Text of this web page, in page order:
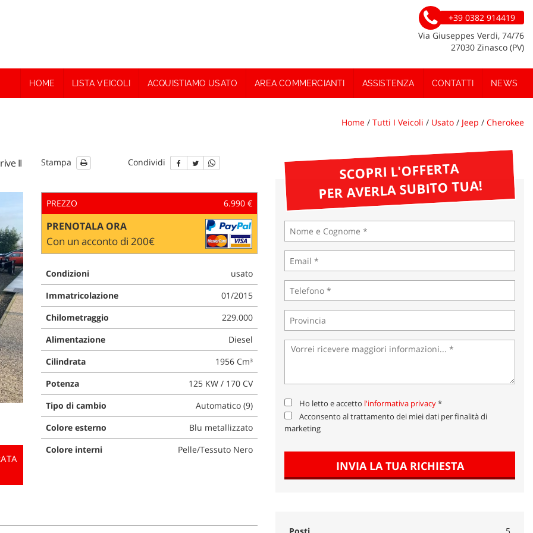
+39 0382 914419
Via Giuseppes Verdi, 74/76
27030 Zinasco (PV)
HOME LISTA VEICOLI ACQUISTIAMO USATO AREA COMMERCIANTI ASSISTENZA CONTATTI NEWS
Home / Tutti I Veicoli / Usato / Jeep / Cherokee
II
Stampa Condividi
PREZZO 6.990 €
PRENOTALA ORA
Con un acconto di 200€
Condizioni
usato
Immatricolazione
01/2015
Chilometraggio
229.000
Alimentazione
Diesel
Cilindrata
1956 Cm³
Potenza
125 KW / 170 CV
Tipo di cambio
Automatico (9)
Colore esterno
Blu metallizzato
Colore interni
Pelle/Tessuto Nero
SCOPRI L'OFFERTA
PER AVERLA SUBITO TUA!
Ho letto e accetto l'informativa privacy*
Acconsento al trattamento dei miei dati per finalità di
marketing
INVIA LA TUA RICHIESTA